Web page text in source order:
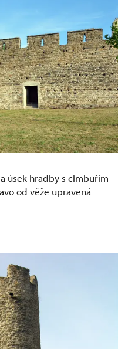
úsek hradby s cimbuřím
od věže upravená